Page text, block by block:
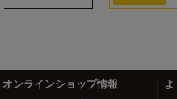
オンラインショップ情報